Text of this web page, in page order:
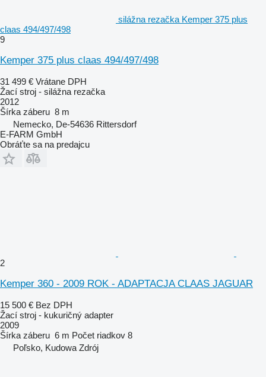
silážna rezačka Kemper 375 plus
claas 494/497/498
9
Kemper 375 plus claas 494/497/498
31 499 € Vrátane DPH
Žací stroj - silážna rezačka
2012
Šírka záberu 8 m
Nemecko, De-54636 Rittersdorf
E-FARM GmbH
Obráťte sa na predajcu
2
Kemper 360 - 2009 ROK - ADAPTACJA CLAAS JAGUAR
15 500 € Bez DPH
Žací stroj - kukuričný adapter
2009
Šírka záberu 6 m Počet riadkov 8
Poľsko, Kudowa Zdrój